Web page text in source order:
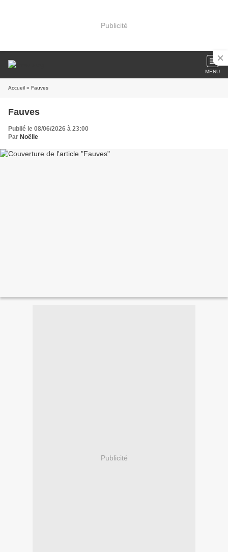
Publicité
MENU
Accueil » Fauves
Fauves
Publié le 08/06/2026 à 23:00
Par Noëlle
Publicité